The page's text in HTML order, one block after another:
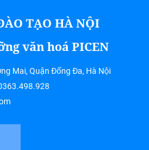
TẠO HÀ NỘI
văn hoá PICEN
Mai, Quận Đống Đa, Hà Nội